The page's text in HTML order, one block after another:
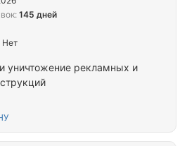
уничтожение рекламных и
145 дней
Нет